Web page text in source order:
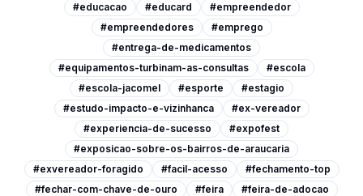
#educacao
#educard
#empreendedor
#empreendedores
#emprego
#entrega-de-medicamentos
#equipamentos-turbinam-as-consultas
#escola
#escola-jacomel
#esporte
#estagio
#estudo-impacto-e-vizinhanca
#ex-vereador
#experiencia-de-sucesso
#expofest
#exposicao-sobre-os-bairros-de-araucaria
#exvereador-foragido
#facil-acesso
#fechamento-top
#fechar-com-chave-de-ouro
#feira
#feira-de-adocao